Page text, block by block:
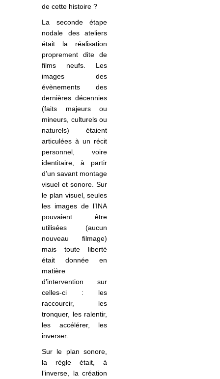
de cette histoire ?
La seconde étape
nodale des ateliers
était la réalisation
proprement dite de
films neufs. Les
images des
évènements des
dernières décennies
(faits majeurs ou
mineurs, culturels ou
naturels) étaient
articulées à un récit
personnel, voire
identitaire, à partir
d’un savant montage
visuel et sonore. Sur
le plan visuel, seules
les images de l’INA
pouvaient être
utilisées (aucun
nouveau filmage)
mais toute liberté
était donnée en
matière
d’intervention sur
celles-ci : les
raccourcir, les
tronquer, les ralentir,
les accélérer, les
inverser.
Sur le plan sonore,
la règle était, à
l’inverse, la création